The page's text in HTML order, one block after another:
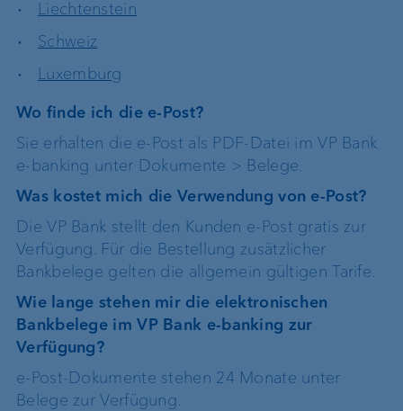
Liechtenstein
Schweiz
Luxemburg
Wo finde ich die e-Post?
Sie erhalten die e-Post als PDF-Datei im VP Bank
e-banking unter Dokumente > Belege.
Was kostet mich die Verwendung von e-Post?
Die VP Bank stellt den Kunden e-Post gratis zur
Verfügung. Für die Bestellung zusätzlicher
Bankbelege gelten die allgemein gültigen Tarife.
Wie lange stehen mir die elektronischen
Bankbelege im VP Bank e-banking zur
Verfügung?
e-Post-Dokumente stehen 24 Monate unter
Belege zur Verfügung.